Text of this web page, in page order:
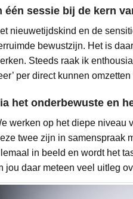
één sessie bij de kern
nieuwetijdskind en de
bewustzijn. Het is
Steeds raak ik
per direct kunnen
het onderbewuste en
werken op het diepe niveau
twee zijn in samenspraak
in beeld en wordt het
jou daar meteen veel uitleg